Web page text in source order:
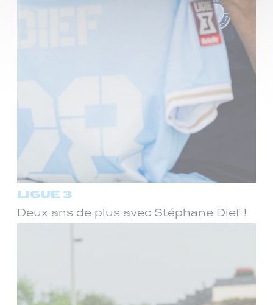
LIGUE 3
Deux ans de plus avec Stéphane Dief !